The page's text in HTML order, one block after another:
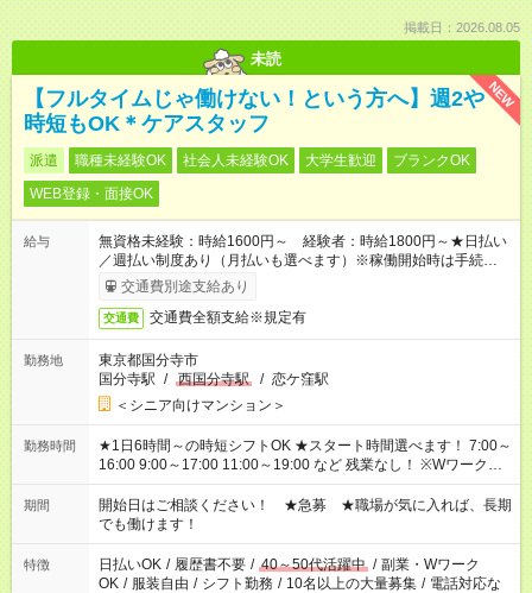
掲載日：2026.08.05
未読
NEW
【フルタイムじゃ働けない！という方へ】週2や
時短もOK＊ケアスタッフ
派遣 職種未経験OK 社会人未経験OK 大学生歓迎
ブランクOK
WEB登録・面接OK
給与
無資格未経験：時給1600円～ 経験者：時給1800円～★日払い
／週払い制度あり（月払いも選べます）※稼働開始時は手続き完
了次第のお支払いとなります。
交通費別途支給あり
交通費 交通費全額支給※規定有
勤務地
東京都国分寺市
国分寺駅 / 西国分寺駅 / 恋ケ窪駅
＜シニア向けマンション＞
勤務時間
★1日6時間～の時短シフトOK ★スタート時間選べます！ 7:00～
16:00 9:00～17:00 11:00～19:00 など 残業なし！ ※Wワークの
場合、他のお仕事と合わせ週40時間超の就業はご案内できませ
ん ※法令に基づき、週20時間以上勤務は社会保険への加入対象
となります ※労働者派遣法（日雇い派遣の原則禁止）により、
短時間・短期間の就業はご案内が難しい場合があります
期間
開始日はご相談ください！ ★急募 ★職場が気に入れば、長期
でも働けます！
特徴 日払いOK / 履歴書不要 / 40～50代活躍中 / 副業・Wワーク
OK / 服装自由 / シフト勤務 / 10名以上の大量募集 / 電話対応な